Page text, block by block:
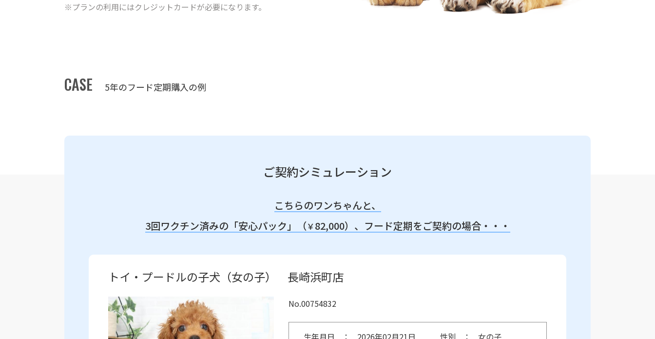
※プランの利用にはクレジットカードが必要になります。
CASE 5年のフード定期購入の例
ご契約シミュレーション
こちらのワンちゃんと、
3回ワクチン済みの「安心パック」（￥82,000）、 フード定期をご契約の場合・・・
トイ・プードルの子犬（女の子） 長崎浜町店
No.00754832
生年月日 2026年02月21日 性別 女の子